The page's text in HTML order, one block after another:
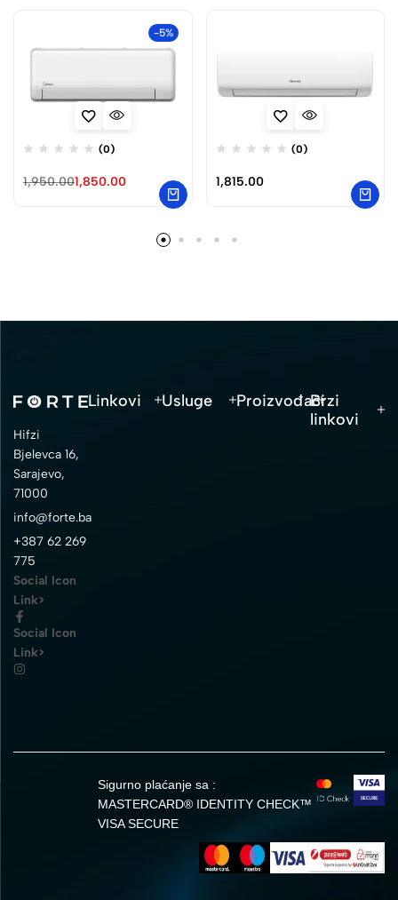
-5%
(0)
1,950.001,850.00
(0)
1,815.00
Hifzi
Bjelevca 16,
Sarajevo,
71000
info@forte.ba
+387 62 269
775
Social Icon
Link>
Social Icon
Link>
Linkovi Usluge ProizvođačiBrzi
linkovi
Sigurno plaćanje sa :
MASTERCARD® IDENTITY CHECK™
VISA SECURE